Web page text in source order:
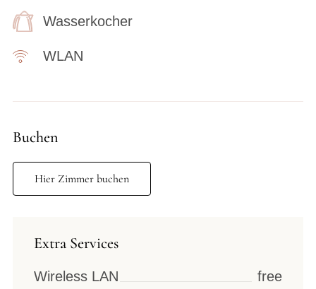
Wasserkocher
WLAN
Buchen
Hier Zimmer buchen
Extra Services
Wireless LAN
free